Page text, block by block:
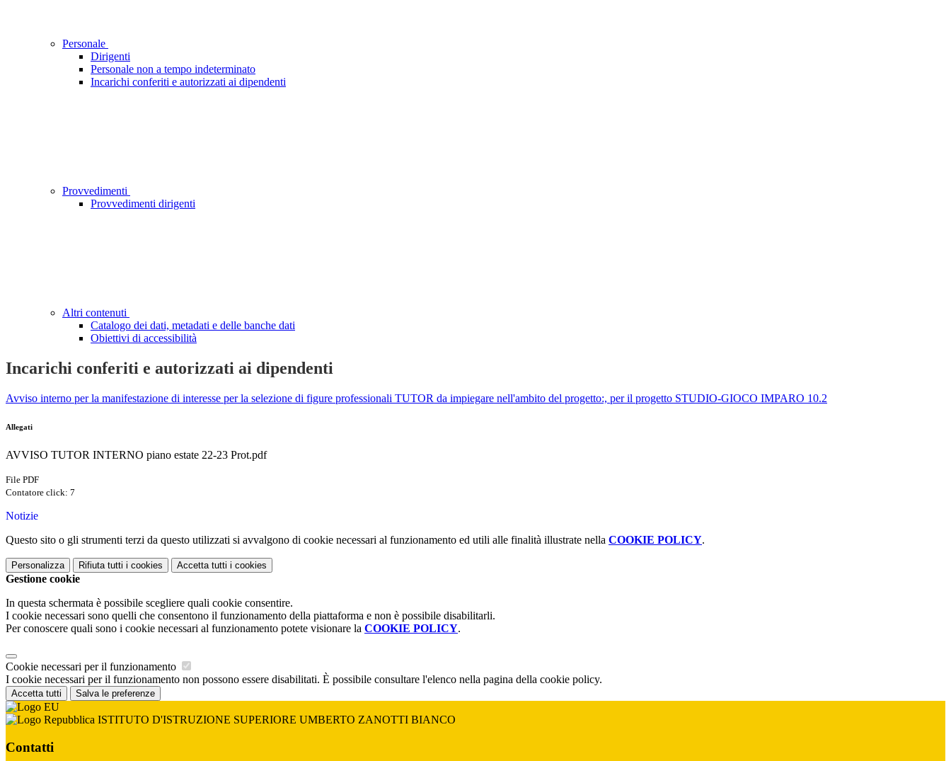
Personale
Dirigenti
Personale non a tempo indeterminato
Incarichi conferiti e autorizzati ai dipendenti
Provvedimenti
Provvedimenti dirigenti
Altri contenuti
Catalogo dei dati, metadati e delle banche dati
Obiettivi di accessibilità
Incarichi conferiti e autorizzati ai dipendenti
Avviso interno per la manifestazione di interesse per la selezione di figure professionali TUTOR da impiegare nell'ambito del progetto:, per il progetto STUDIO-GIOCO IMPARO 10.2
Allegati
AVVISO TUTOR INTERNO piano estate 22-23 Prot.pdf
File PDF
Contatore click: 7
Notizie
Questo sito o gli strumenti terzi da questo utilizzati si avvalgono di cookie necessari al funzionamento ed utili alle finalità illustrate nella COOKIE POLICY.
Personalizza Rifiuta tutti i cookies Accetta tutti i cookies
Gestione cookie
In questa schermata è possibile scegliere quali cookie consentire.
I cookie necessari sono quelli che consentono il funzionamento della piattaforma e non è possibile disabilitarli.
Per conoscere quali sono i cookie necessari al funzionamento potete visionare la COOKIE POLICY.
Cookie necessari per il funzionamento
I cookie necessari per il funzionamento non possono essere disabilitati. È possibile consultare l'elenco nella pagina della cookie policy.
Accetta tutti Salva le preferenze
ISTITUTO D'ISTRUZIONE SUPERIORE UMBERTO ZANOTTI BIANCO
Contatti